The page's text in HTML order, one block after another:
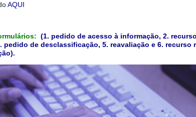
AQUI
(1. pedido de acesso à informação, 2.
pedido de desclassificação, 5. reavaliação e 6. recurso